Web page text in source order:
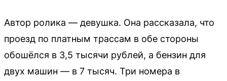
Автор ролика — девушка. Она рассказала, что
проезд по платным трассам в обе стороны
обошёлся в 3,5 тысячи рублей, а бензин для
двух машин — в 7 тысяч. Три номера в